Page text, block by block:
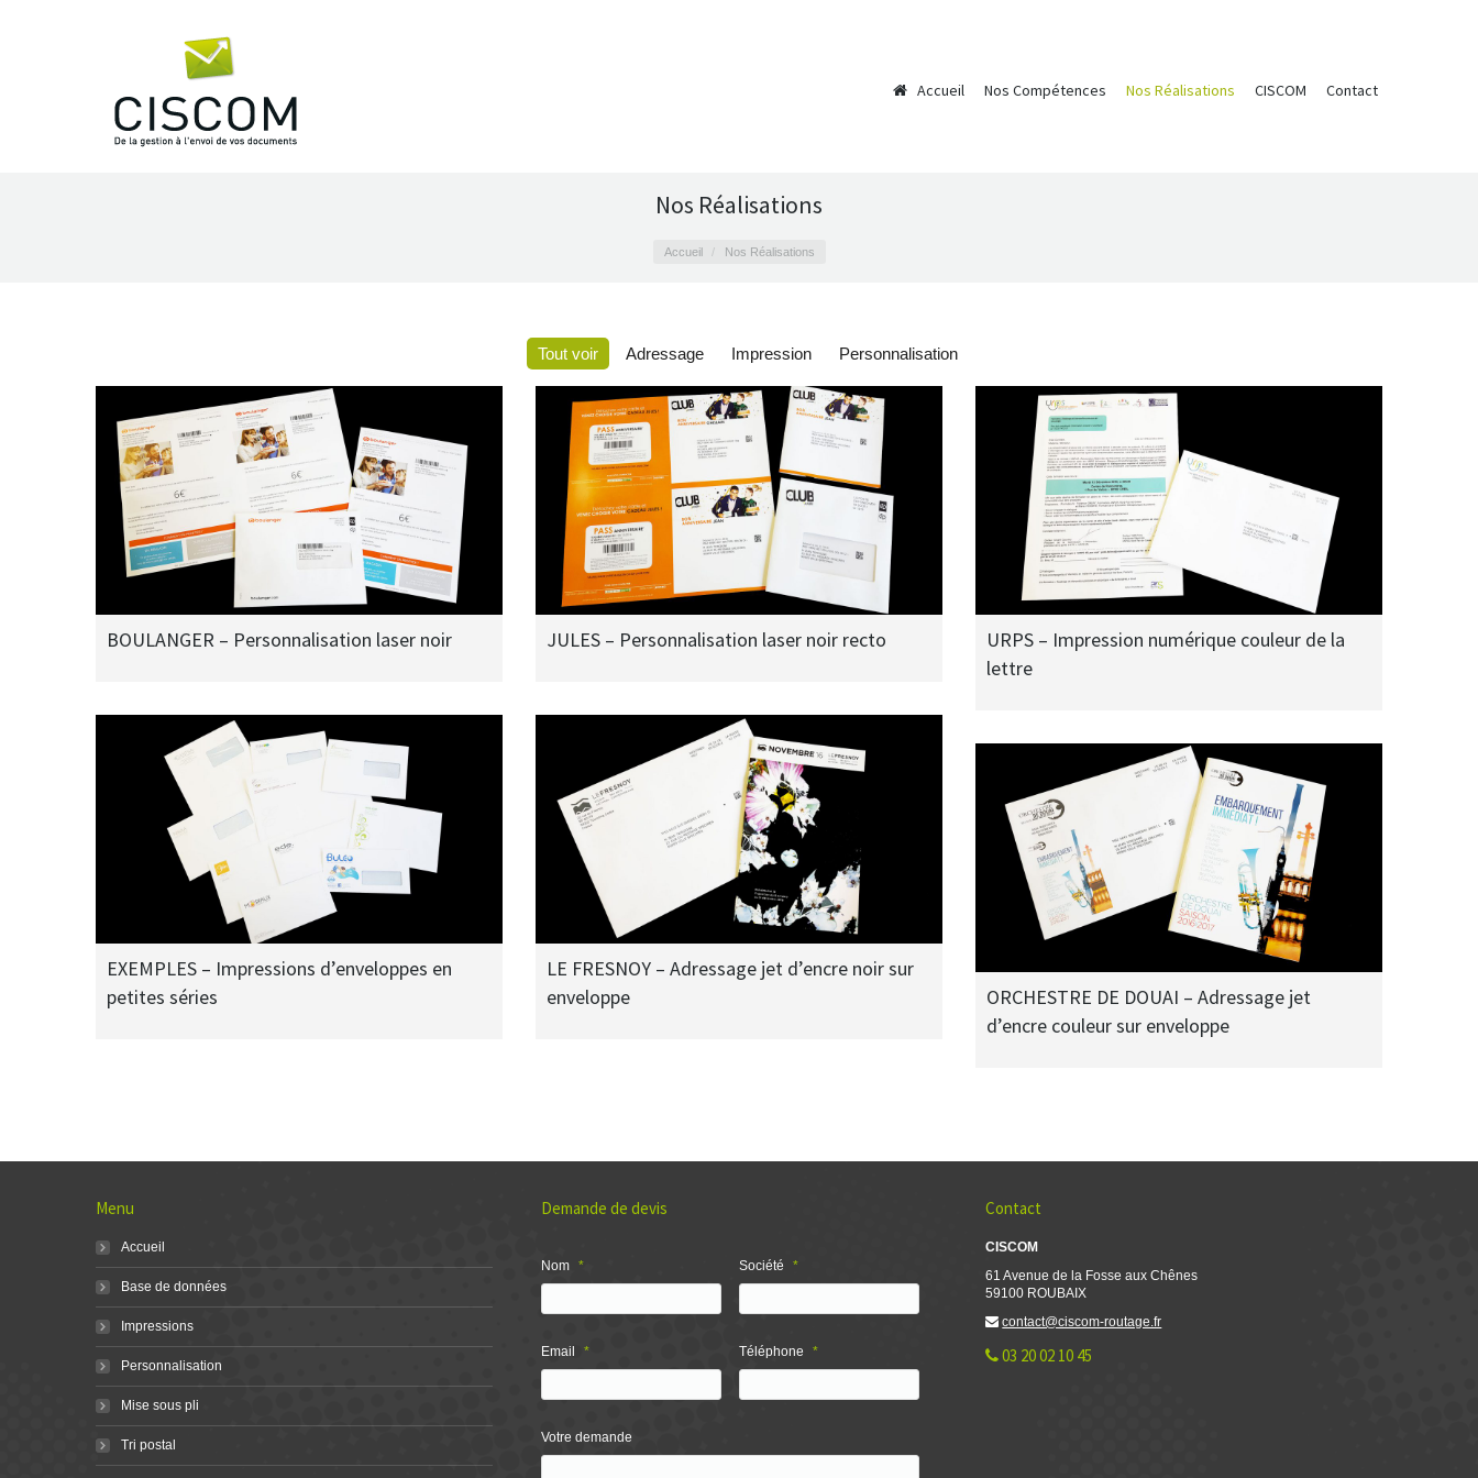
Accueil Nos Compétences Nos Réalisations CISCOM Contact
Nos Réalisations
Accueil Nos Réalisations
Tout voir Adressage Impression Personnalisation
BOULANGER – Personnalisation laser noir JULES – Personnalisation laser noir recto
URPS – Impression numérique couleur de la
lettre
EXEMPLES – Impressions d’enveloppes en
petites séries
LE FRESNOY – Adressage jet d’encre noir sur
enveloppe
ORCHESTRE DE DOUAI – Adressage jet
d’encre couleur sur enveloppe
Menu
Accueil
Base de données
Impressions
Personnalisation
Mise sous pli
Tri postal
Demande de devis
Nom * Société *
Email * Téléphone *
Votre demande
Contact
CISCOM
61 Avenue de la Fosse aux Chênes
59100 ROUBAIX
contact@ciscom-routage.fr
03 20 02 10 45